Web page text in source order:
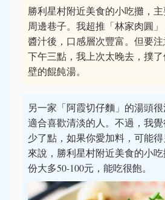
勝利星村附近美食的小吃攤，
周邊巷子。我超推「林家肉圓
醬汁後，口感層次豐富。但要
下午三點，我上次太晚去，撲
壁的餛飩湯。
另一家「阿霞切仔麵」的湯頭很
適合喜歡清淡的人。不過，我
少了點，如果你愛加料，可能
來說，勝利星村附近美食的小
份大多50-100元，能吃很飽。